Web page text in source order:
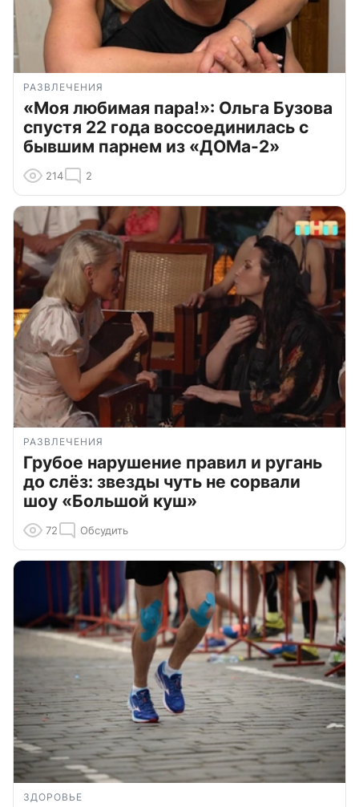
РАЗВЛЕЧЕНИЯ
«Моя любимая пара!»: Ольга Бузова
спустя 22 года воссоединилась с
бывшим парнем из «ДОМа-2»
214 2
РАЗВЛЕЧЕНИЯ
Грубое нарушение правил и ругань
до слёз: звезды чуть не сорвали
шоу «Большой куш»
72 Обсудить
ЗДОРОВЬЕ